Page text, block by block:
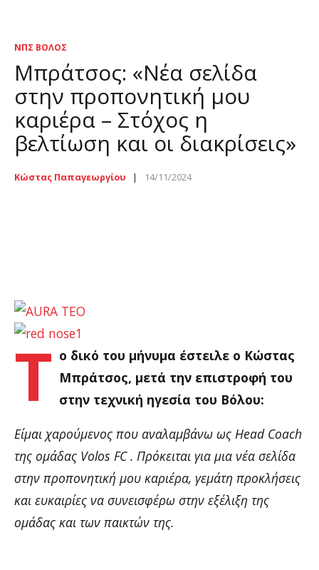
ΝΠΣ ΒΌΛΟΣ
Μπράτσος: «Νέα σελίδα
στην προπονητική μου
καριέρα – Στόχος η
βελτίωση και οι διακρίσεις»
Κώστας Παπαγεωργίου 14/11/2024
Τ ο δικό του μήνυμα έστειλε ο Κώστας
Μπράτσος, μετά την επιστροφή του
στην τεχνική ηγεσία του Βόλου:
Είμαι χαρούμενος που αναλαμβάνω ως Head Coach
της ομάδας Volos FC . Πρόκειται για μια νέα σελίδα
στην προπονητική μου καριέρα, γεμάτη προκλήσεις
και ευκαιρίες να συνεισφέρω στην εξέλιξη της
ομάδας και των παικτών της.